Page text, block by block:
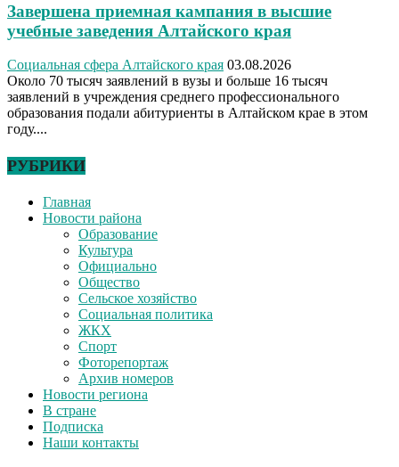
Завершена приемная кампания в высшие
учебные заведения Алтайского края
Социальная сфера Алтайского края 03.08.2026
Около 70 тысяч заявлений в вузы и больше 16 тысяч
заявлений в учреждения среднего профессионального
образования подали абитуриенты в Алтайском крае в этом
году....
РУБРИКИ
Главная
Новости района
Образование
Культура
Официально
Общество
Сельское хозяйство
Социальная политика
ЖКХ
Спорт
Фоторепортаж
Архив номеров
Новости региона
В стране
Подписка
Наши контакты